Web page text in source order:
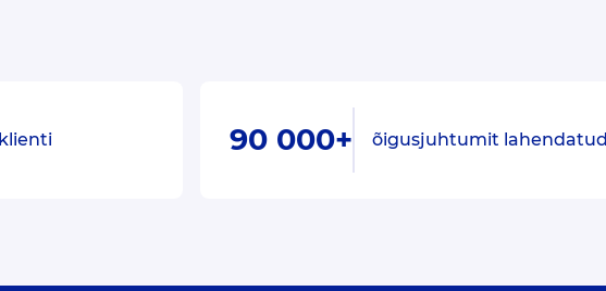
klienti 90 000+ õigusjuhtumit lahendatud